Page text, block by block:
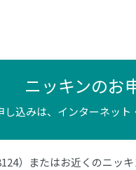
ニッキンのお
し込みは、インターネット
）またはお近くのニッ